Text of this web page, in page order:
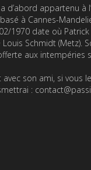
a d’abord appartenu à
à Cannes-
1970 date où
Schmidt (Metz).
aux
son ami, si vous
: